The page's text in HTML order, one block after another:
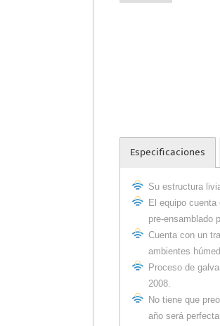
Especificaciones
Su estructura
El equipo
pre-ensamblado
Cuenta con un
ambientes
Proceso de
2008.
No tiene que
año será